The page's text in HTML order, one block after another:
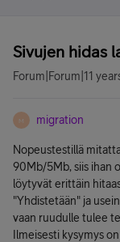
Sivujen hidas
Forum|Forum|11
M migration
Nopeustestillä
90Mb/5Mb, siis ihan
löytyvät erittäin
"Yhdistetään" ja
vaan ruudulle tulee
Ilmeisesti kysymys